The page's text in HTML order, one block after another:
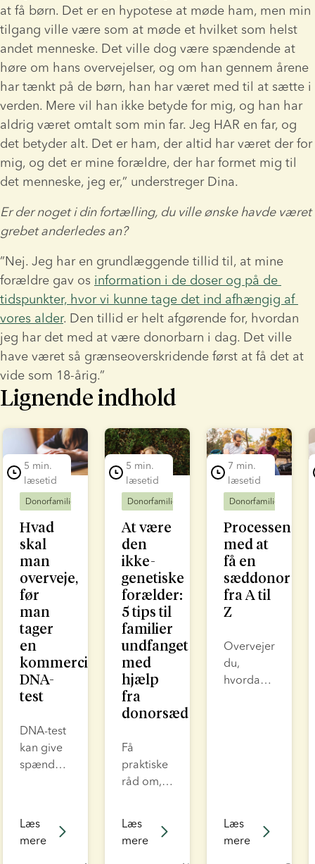
at få børn. Det er en hypotese at møde ham, men min
tilgang ville være som at møde et hvilket som helst
andet menneske. Det ville dog være spændende at
høre om hans overvejelser, og om han gennem årene
har tænkt på de børn, han har været med til at sætte i
verden. Mere vil han ikke betyde for mig, og han har
aldrig været omtalt som min far. Jeg HAR en far, og
det betyder alt. Det er ham, der altid har været der for
mig, og det er mine forældre, der har formet mig til
det menneske, jeg er,” understreger Dina.
Er der noget i din fortælling, du ville ønske havde været
grebet anderledes an?
”Nej. Jeg har en grundlæggende tillid til, at mine
forældre gav os information i de doser og på de
tidspunkter, hvor vi kunne tage det ind afhængig af
vores alder. Den tillid er helt afgørende for, hvordan
jeg har det med at være donorbarn i dag. Det ville
have været så grænseoverskridende først at få det at
vide som 18-årig.”
Lignende indhold
1 of 7
5 min.
læsetid
Donorfamilier
Hvad
skal
man
overveje,
før
man
tager
en
kommerciel
DNA-
test
DNA-test
kan give
spændende
din
genetiske
Læs
mere
5 min.
læsetid
Donorfamilier
At være
den
ikke-
genetiske
forælder:
5 tips til
familier
undfanget
med
hjælp
fra
donorsæd
Få
praktiske
råd om,
navigerer
i rollen
Læs
mere
7 min.
læsetid
Donorfamilier
Processen
med at
få en
sæddonor
fra A til
Z
Overvejer
du,
hvordan
Vi har
samlet
Læs
mere